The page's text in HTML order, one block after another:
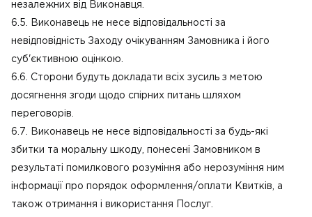
незалежних від Виконавця.
6.5. Виконавець не несе відповідальності за
невідповідність Заходу очікуванням Замовника і його
суб'єктивною оцінкою.
6.6. Сторони будуть докладати всіх зусиль з метою
досягнення згоди щодо спірних питань шляхом
переговорів.
6.7. Виконавець не несе відповідальності за будь-які
збитки та моральну шкоду, понесені Замовником в
результаті помилкового розуміння або нерозуміння ним
інформації про порядок оформлення/оплати Квитків, а
також отримання і використання Послуг.